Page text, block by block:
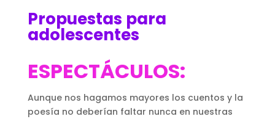
Propuestas para
adolescentes
ESPECTÁCULOS:
Aunque nos hagamos mayores los cuentos y la
poesía no deberían faltar nunca en nuestras